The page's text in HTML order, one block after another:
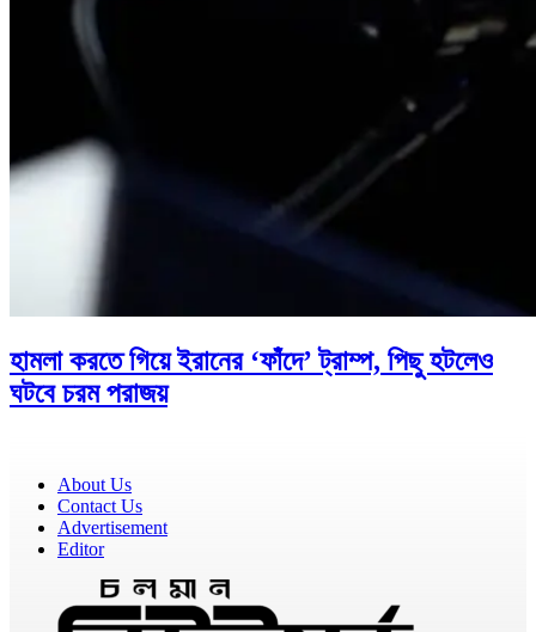
হামলা করতে গিয়ে ইরানের ‘ফাঁদে’ ট্রাম্প, পিছু হটলেও
ঘটবে চরম পরাজয়
About Us
Contact Us
Advertisement
Editor